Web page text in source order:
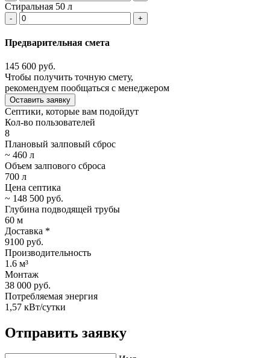
Стиральная 50 л
- +
Предварительная смета
145 600 руб.
Чтобы получить точную смету,
рекомендуем пообщаться с менеджером
Оставить заявку
Септики, которые вам подойдут
Кол-во пользователей
8
Плановый залповый сброс
~ 460 л
Объем залпового сброса
700 л
Цена септика
~ 148 500 руб.
Глубина подводящей трубы
60 м
Доставка *
9100 руб.
Производительность
1.6 м³
Монтаж
38 000 руб.
Потребляемая энергия
1,57 кВт/сутки
Отправить заявку